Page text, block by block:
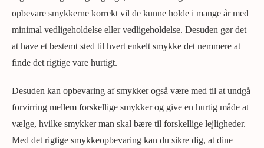
opbevare smykkerne korrekt vil de kunne holde i mange år med
minimal vedligeholdelse eller vedligeholdelse. Desuden gør det
at have et bestemt sted til hvert enkelt smykke det nemmere at
finde det rigtige vare hurtigt.
Desuden kan opbevaring af smykker også være med til at undgå
forvirring mellem forskellige smykker og give en hurtig måde at
vælge, hvilke smykker man skal bære til forskellige lejligheder.
Med det rigtige smykkeopbevaring kan du sikre dig, at dine